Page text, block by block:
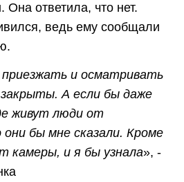
ответила, что нет.
ведь ему сообщали
и осматривать
А если бы даже
живут люди от
бы мне сказали. Кроме
камеры, и я бы узнала», -